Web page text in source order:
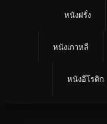
ดูหนังเพลง Music
ดูหนังกีฬา Sport
หนังฝรั่ง
หนังเกาหลี
หนังอีโรติก